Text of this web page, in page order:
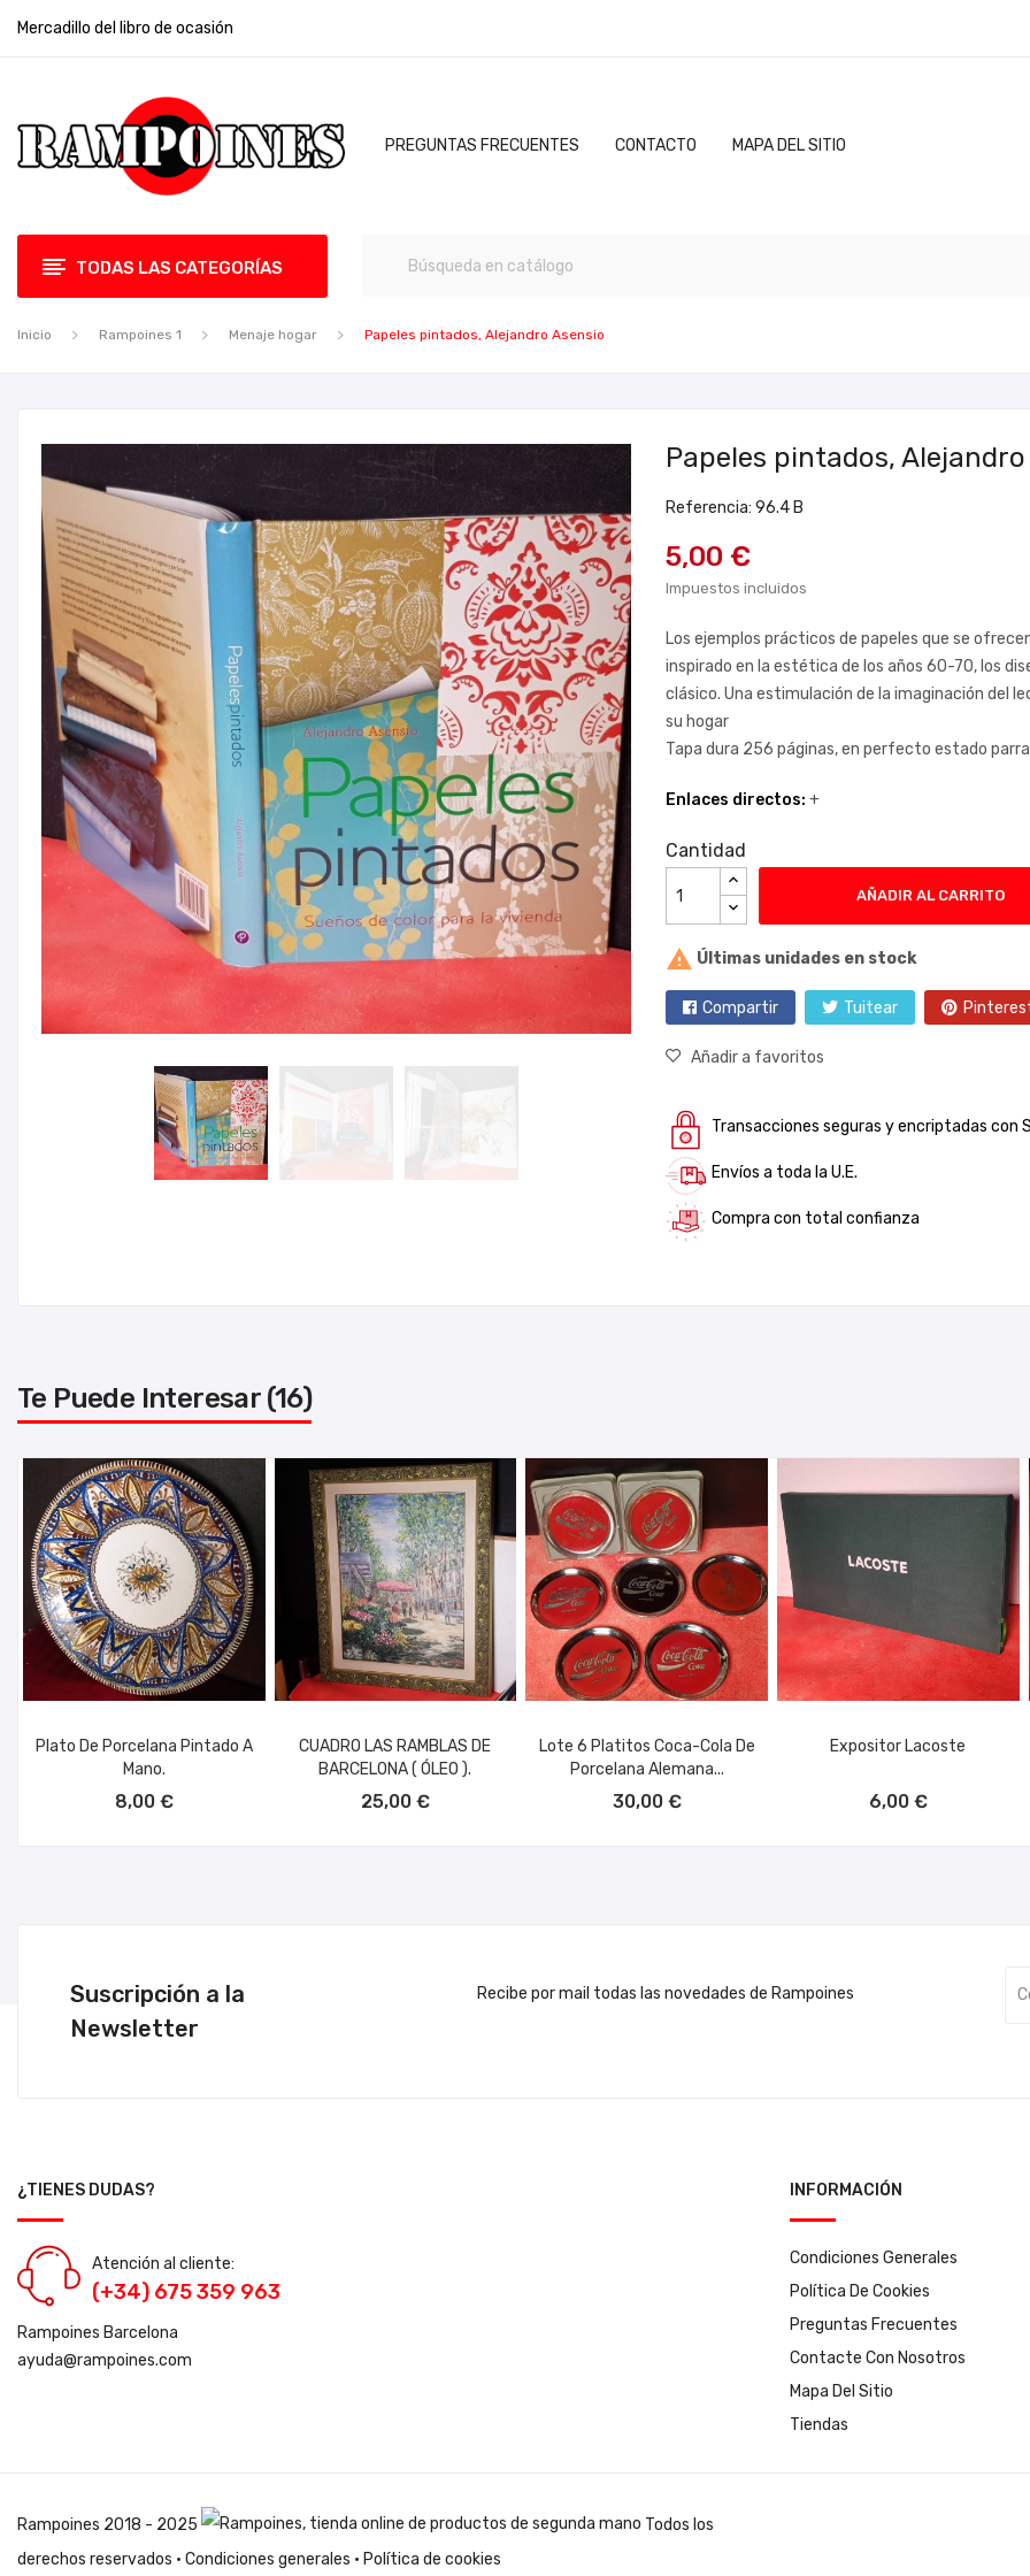
Mercadillo del libro de ocasión
PREGUNTAS FRECUENTES CONTACTO MAPA DEL SITIO
TODAS LAS CATEGORÍAS
Inicio Rampoines 1 Menaje hogar Papeles pintados, Alejandro Asensio
Papeles pintados,
Referencia: 96.4 B
5,00 €
Impuestos incluidos
Los ejemplos prácticos de papeles que se
inspirado en la estética de los años 60-70, los
clásico. Una estimulación de la imaginación del
su hogar
Tapa dura 256 páginas, en perfecto estado
Enlaces directos: +
Cantidad
AÑADIR AL CARRITO
 Últimas unidades en stock
Compartir Tuitear
Añadir a favoritos
Transacciones seguras y encriptadas con
Envíos a toda la U.E.
Compra con total confianza
Te Puede Interesar (16)
Plato De Porcelana Pintado A
Mano.
8,00 €
CUADRO LAS RAMBLAS DE
BARCELONA ( ÓLEO ).
25,00 €
Lote 6 Platitos Coca-Cola De
Porcelana Alemana...
30,00 €
Expositor Lacoste
6,00 €
Suscripción a la
Newsletter
Recibe por mail todas las novedades de Rampoines
¿TIENES DUDAS?
Atención al cliente:
(+34) 675 359 963
Rampoines Barcelona
ayuda@rampoines.com
INFORMACIÓN
Condiciones Generales
Política De Cookies
Preguntas Frecuentes
Contacte Con Nosotros
Mapa Del Sitio
Tiendas
Rampoines 2018 - 2025
Todos los
derechos reservados · Condiciones generales · Política de cookies